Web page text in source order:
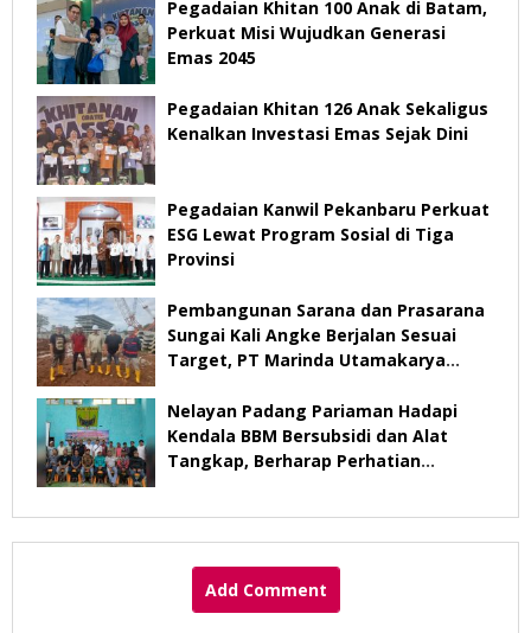
Pegadaian Khitan 100 Anak di Batam,
Perkuat Misi Wujudkan Generasi
Emas 2045
Pegadaian Khitan 126 Anak Sekaligus
Kenalkan Investasi Emas Sejak Dini
Pegadaian Kanwil Pekanbaru Perkuat
ESG Lewat Program Sosial di Tiga
Provinsi
Pembangunan Sarana dan Prasarana
Sungai Kali Angke Berjalan Sesuai
Target, PT Marinda Utamakarya
2026
Nelayan Padang Pariaman Hadapi
Kendala BBM Bersubsidi dan Alat
Tangkap, Berharap Perhatian
Add Comment